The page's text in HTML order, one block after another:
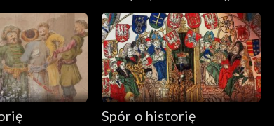
Spór o historię